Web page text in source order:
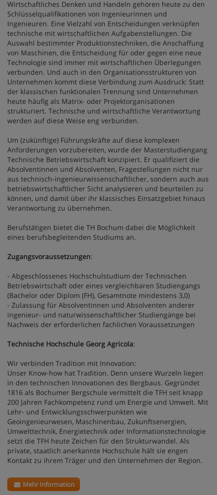
Wirtschaftliches Denken und Handeln gehören heute zu den
Schlüsselqualifikationen von Ingenieurinnen und
Ingenieuren. Eine Vielzahl von Entscheidungen verknüpfen
technische mit wirtschaftlichen Aufgabenstellungen. Die
Auswahl bestimmter Produktionstechniken, die Anschaffung
von Maschinen, die Entscheidung für oder gegen eine neue
Technologie sind immer mit wirtschaftlichen Überlegungen
verbunden. Und auch in den Organisationsstrukturen von
Unternehmen kommt diese Verbindung zum Ausdruck: Statt
der klassischen funktionalen Trennung sind Unternehmen
heute häufig als Matrix- oder Projektorganisationen
strukturiert. Technische und wirtschaftliche Verantwortung
werden auf diese Weise eng verbunden.
Um (zukünftige) Führungskräfte auf diese komplexen
Anforderungen vorzubereiten, wurde der Masterstudiengang
Technische Betriebswirtschaft konzipiert. Er qualifiziert die
Absolventinnen und Absolventen, Fragestellungen nicht nur
aus technisch-ingenieurwissenschaftlicher, sondern auch aus
betriebswirtschaftlicher Sicht analysieren und beurteilen zu
können, und damit über ihr klassisches Einsatzgebiet hinaus
Verantwortung zu übernehmen.
Berufstätigen bietet die TH Bochum dabei die Möglichkeit
eines berufsbegleitenden Studiums an.
Zugangsvoraussetzungen:
- Abgeschlossenes Hochschulstudium der Technischen
Betriebswirtschaft oder eines vergleichbaren Studiengangs
(Bachelor oder Diplom (FH), Gesamtnote mindestens 3,0)
- Zulassung für Absolventinnen und Absolventen anderer
ingenieur- und naturwissenschaftlicher Studiengänge bei
Nachweis der erforderlichen fachlichen Voraussetzungen
Technische Hochschule Georg Agricola:
Wir verbinden Tradition mit Innovation:
Unser Know-how hat Tradition. Denn unsere Wurzeln liegen
in den technischen Innovationen des Bergbaus. Gegründet
1816 als Bochumer Bergschule vermittelt die TFH seit knapp
200 Jahren Fachkompetenz rund um Energie und Umwelt. Mit
Lehr- und Entwicklungsschwerpunkten wie
Geoingenieurwesen, Maschinenbau, Zukunftsenergien,
Umwelttechnik, Energietechnik oder Informationstechnologie
setzt die TFH heute Zeichen für den Strukturwandel. Als
private, staatlich anerkannte Hochschule hält sie engen
Kontakt zu ihrem Träger und den Unternehmen der Region.
Mehr Information